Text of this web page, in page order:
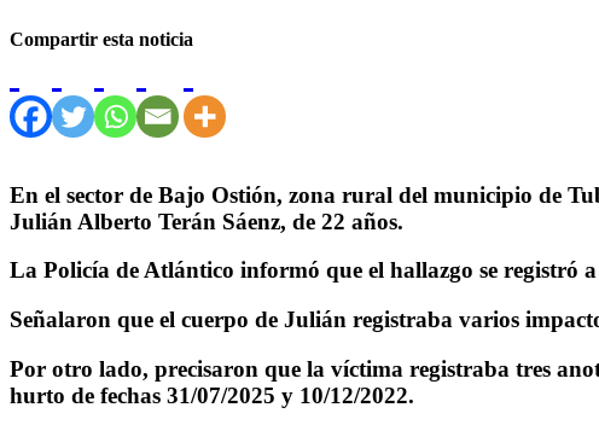
Compartir esta noticia
En el sector de Bajo Ostión, zona rural del municipio de
Julián Alberto Terán Sáenz, de 22 años.
La Policía de Atlántico informó que el hallazgo se registró
Señalaron que el cuerpo de Julián registraba varios
Por otro lado, precisaron que la víctima registraba tres
hurto de fechas 31/07/2025 y 10/12/2022.